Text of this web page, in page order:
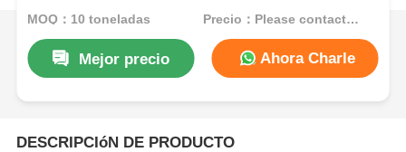
escala de pureza y desfloculante cerámico para
MOQ：10 toneladas Precio：Please contact customer service
Mejor precio Ahora Charle
DESCRIPCIóN DE PRODUCTO